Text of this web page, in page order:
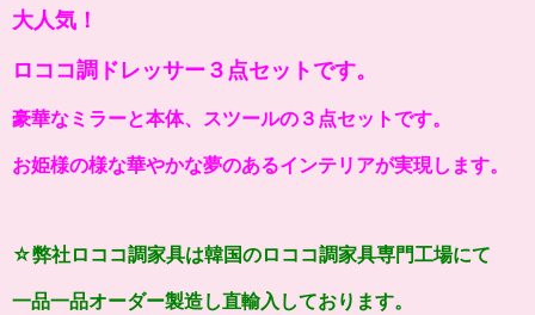
大人気！
ロココ調ドレッサー３点セットです。
豪華なミラーと本体、スツールの３点セットです。
お姫様の様な華やかな夢のあるインテリアが実現します。
☆弊社ロココ調家具は韓国のロココ調家具専門工場にて
一品一品オーダー製造し直輸入しております。